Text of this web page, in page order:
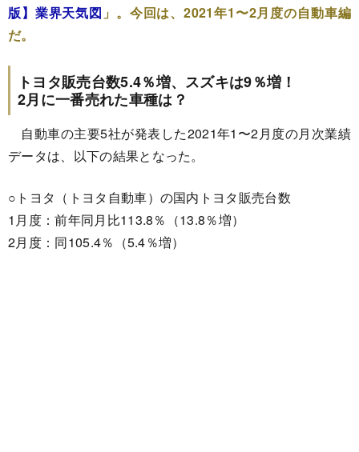
版】業界天気図 」。今回は、2021年1〜2月度の自動車編
だ。
トヨタ販売台数5.4％増、スズキは9％増！
2月に一番売れた車種は？
自動車の主要5社が発表した2021年1〜2月度の月次業績
データは、以下の結果となった。
○トヨタ（トヨタ自動車）の国内トヨタ販売台数
1月度：前年同月比113.8％（13.8％増）
2月度：同105.4％（5.4％増）